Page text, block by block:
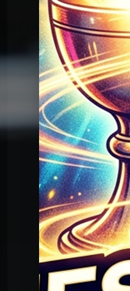
Question Graal
Question Graal
Question Graal
Question Graal
Question Graal
Question Graal